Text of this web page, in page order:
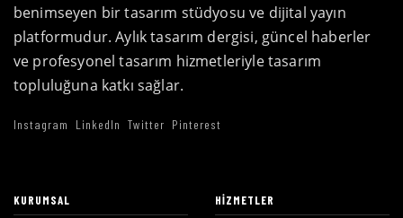
benimseyen bir tasarım stüdyosu ve dijital yayın
platformudur. Aylık tasarım dergisi, güncel haberler
ve profesyonel tasarım hizmetleriyle tasarım
topluluğuna katkı sağlar.
Instagram LinkedIn Twitter Pinterest
KURUMSAL HIZMETLER